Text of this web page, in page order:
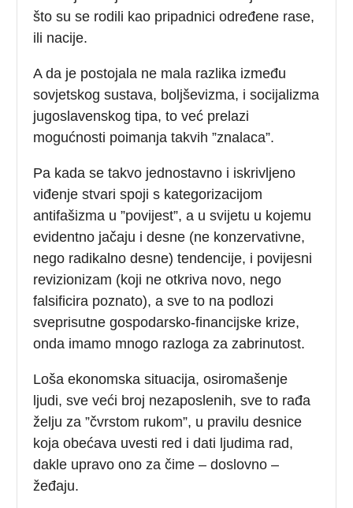
što su se rodili kao pripadnici određene rase,
ili nacije.
A da je postojala ne mala razlika između
sovjetskog sustava, boljševizma, i socijalizma
jugoslavenskog tipa, to već prelazi
mogućnosti poimanja takvih ”znalaca”.
Pa kada se takvo jednostavno i iskrivljeno
viđenje stvari spoji s kategorizacijom
antifašizma u ”povijest”, a u svijetu u kojemu
evidentno jačaju i desne (ne konzervativne,
nego radikalno desne) tendencije, i povijesni
revizionizam (koji ne otkriva novo, nego
falsificira poznato), a sve to na podlozi
sveprisutne gospodarsko-financijske krize,
onda imamo mnogo razloga za zabrinutost.
Loša ekonomska situacija, osiromašenje
ljudi, sve veći broj nezaposlenih, sve to rađa
želju za ”čvrstom rukom”, u pravilu desnice
koja obećava uvesti red i dati ljudima rad,
dakle upravo ono za čime – doslovno –
žeđaju.